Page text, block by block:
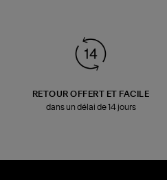
RETOUR OFFERT ET FACILE
dans un délai de 14 jours